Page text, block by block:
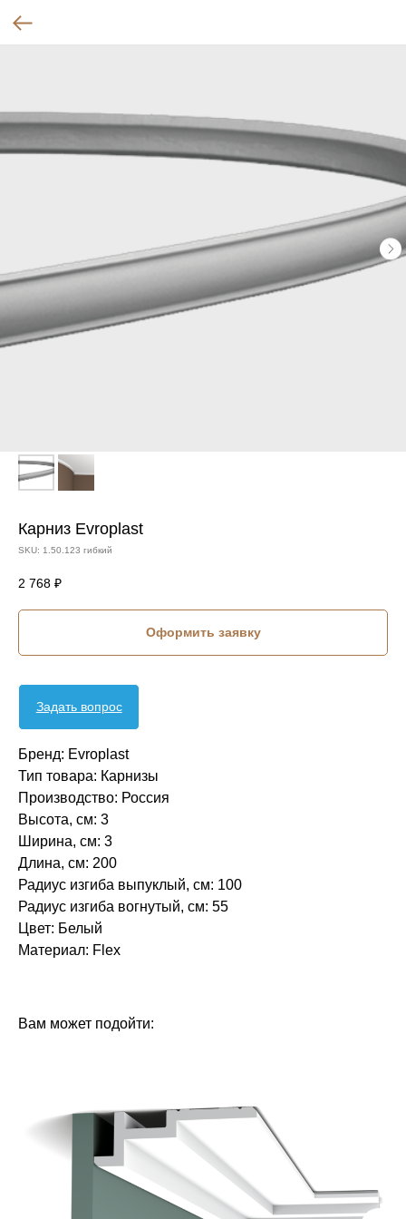
Карниз Evroplast
SKU: 1.50.123 гибкий
2 768 ₽
Оформить заявку
Задать вопрос
Бренд: Evroplast
Тип товара: Карнизы
Производство: Россия
Высота, см: 3
Ширина, см: 3
Длина, см: 200
Радиус изгиба выпуклый, см: 100
Радиус изгиба вогнутый, см: 55
Цвет: Белый
Материал: Flex
Вам может подойти: